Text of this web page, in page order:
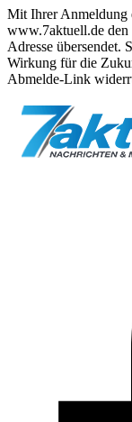
Mit Ihrer Anmeldung
www.7aktuell.de den
Adresse übersendet.
Wirkung für die
Abmelde-Link